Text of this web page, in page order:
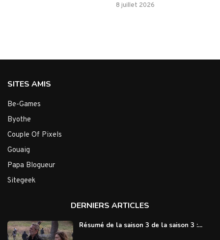
8 juillet 2026
SITES AMIS
Be-Games
Byothe
Couple Of Pixels
Gouaig
Papa Blogueur
Sitegeek
DERNIERS ARTICLES
Résumé de la saison 3 de la saison 3 :...